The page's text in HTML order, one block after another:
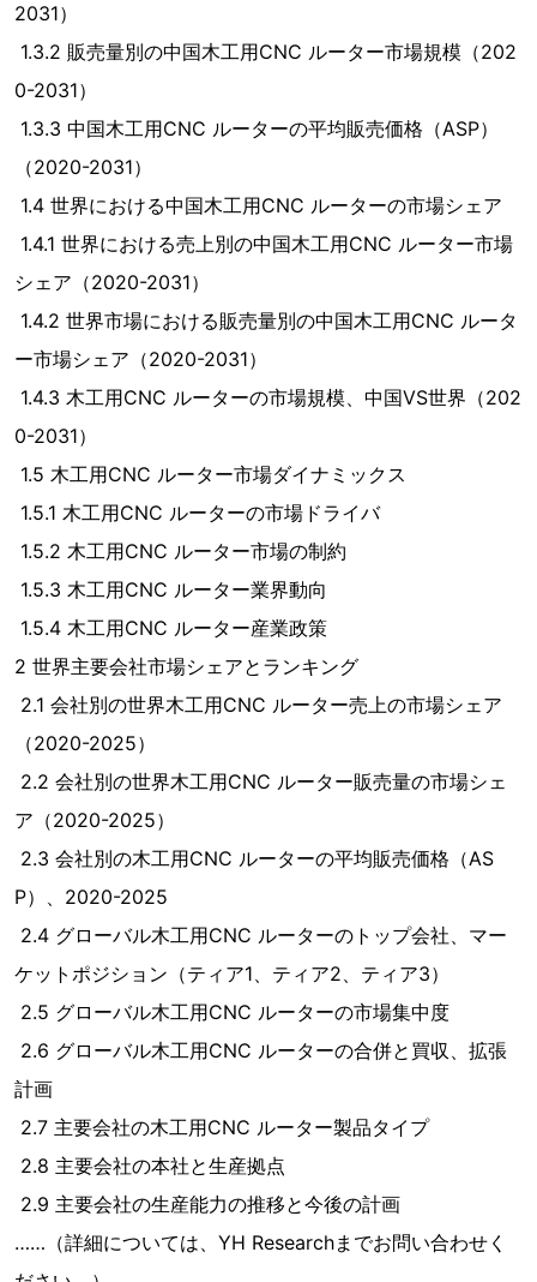
2031）
1.3.2 販売量別の中国木工用CNC ルーター市場規模（202
0-2031）
1.3.3 中国木工用CNC ルーターの平均販売価格（ASP）
（2020-2031）
1.4 世界における中国木工用CNC ルーターの市場シェア
1.4.1 世界における売上別の中国木工用CNC ルーター市場
シェア（2020-2031）
1.4.2 世界市場における販売量別の中国木工用CNC ルータ
ー市場シェア（2020-2031）
1.4.3 木工用CNC ルーターの市場規模、中国VS世界（202
0-2031）
1.5 木工用CNC ルーター市場ダイナミックス
1.5.1 木工用CNC ルーターの市場ドライバ
1.5.2 木工用CNC ルーター市場の制約
1.5.3 木工用CNC ルーター業界動向
1.5.4 木工用CNC ルーター産業政策
2 世界主要会社市場シェアとランキング
2.1 会社別の世界木工用CNC ルーター売上の市場シェア
（2020-2025）
2.2 会社別の世界木工用CNC ルーター販売量の市場シェ
ア（2020-2025）
2.3 会社別の木工用CNC ルーターの平均販売価格（AS
P）、2020-2025
2.4 グローバル木工用CNC ルーターのトップ会社、マー
ケットポジション（ティア1、ティア2、ティア3）
2.5 グローバル木工用CNC ルーターの市場集中度
2.6 グローバル木工用CNC ルーターの合併と買収、拡張
計画
2.7 主要会社の木工用CNC ルーター製品タイプ
2.8 主要会社の本社と生産拠点
2.9 主要会社の生産能力の推移と今後の計画
……（詳細については、YH Researchまでお問い合わせく